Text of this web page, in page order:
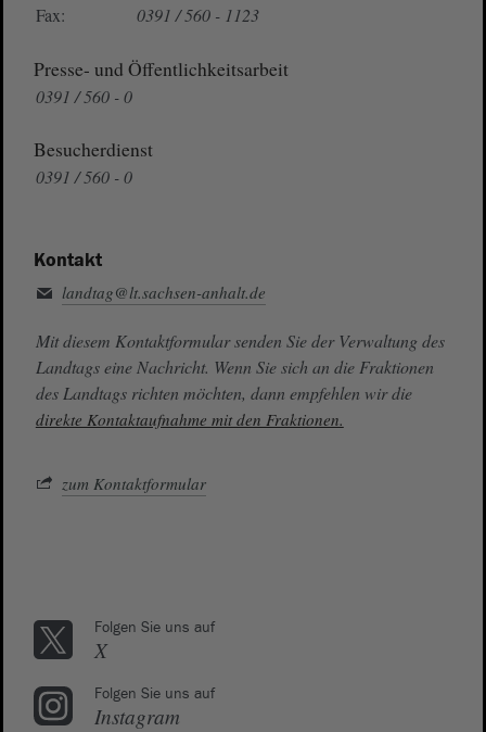
Fax:
0391 / 560 - 1123
Presse- und Öffentlichkeitsarbeit
0391 / 560 - 0
Besucherdienst
0391 / 560 - 0
Kontakt
landtag@lt.sachsen-anhalt.de
Mit diesem Kontaktformular senden Sie der Verwaltung des
Landtags eine Nachricht. Wenn Sie sich an die Fraktionen
des Landtags richten möchten, dann empfehlen wir die
direkte Kontaktaufnahme mit den Fraktionen.
zum Kontaktformular
Folgen Sie uns auf
X
Folgen Sie uns auf
Instagram